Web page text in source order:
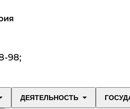
98;
ДЕЯТЕЛЬНОСТЬ